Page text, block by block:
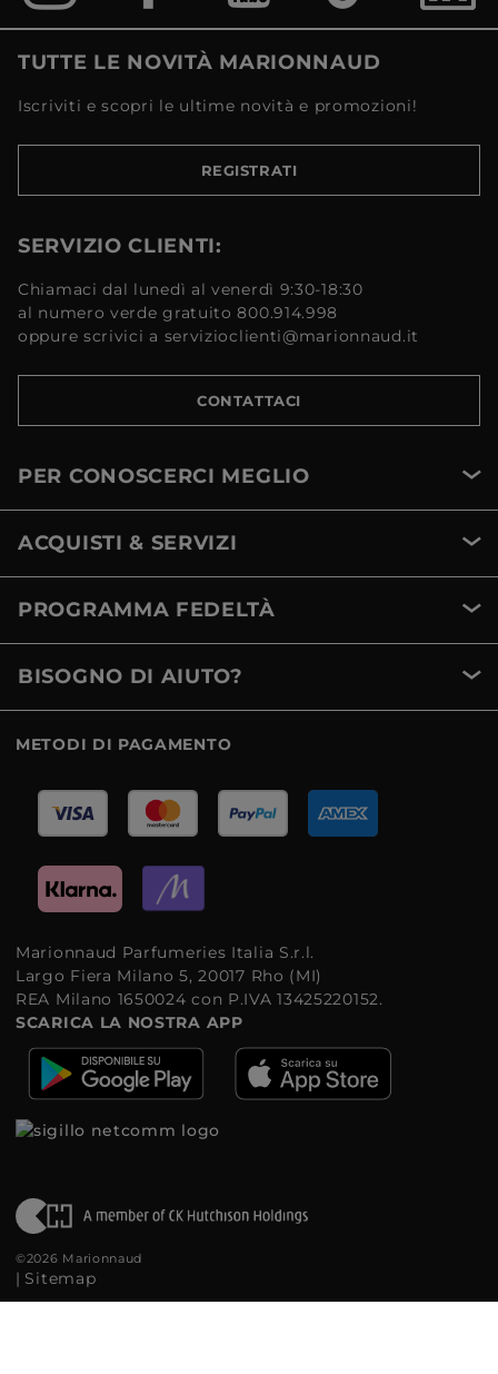
TUTTE LE NOVITÀ MARIONNAUD
Iscriviti e scopri le ultime novità e promozioni!
REGISTRATI
SERVIZIO CLIENTI:
Chiamaci dal lunedì al venerdì 9:30-18:30
al numero verde gratuito 800.914.998
oppure scrivici a servizioclienti@marionnaud.it
CONTATTACI
PER CONOSCERCI MEGLIO
ACQUISTI & SERVIZI
PROGRAMMA FEDELTÀ
BISOGNO DI AIUTO?
METODI DI PAGAMENTO
Marionnaud Parfumeries Italia S.r.l.
Largo Fiera Milano 5, 20017 Rho (MI)
REA Milano 1650024 con P.IVA 13425220152.
SCARICA LA NOSTRA APP
©2026 Marionnaud
| Sitemap